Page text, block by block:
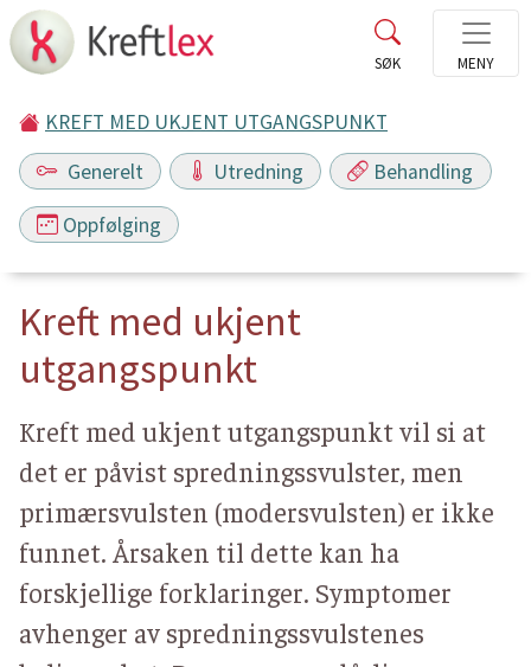
KREFT MED UKJENT UTGANGSPUNKT
Generelt
Utredning Behandling
Oppfølging
Kreft med ukjent
utgangspunkt
Kreft med ukjent utgangspunkt vil si at
det er påvist spredningssvulster, men
primærsvulsten (modersvulsten) er ikke
funnet. Årsaken til dette kan ha
forskjellige forklaringer. Symptomer
avhenger av spredningssvulstenes